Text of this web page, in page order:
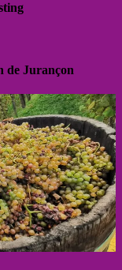
de Jurançon